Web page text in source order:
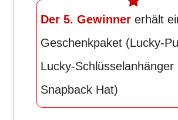
Der 5. Gewinner erhält
Geschenkpaket (Lucky-
Lucky-Schlüsselanhänger
Snapback Hat)